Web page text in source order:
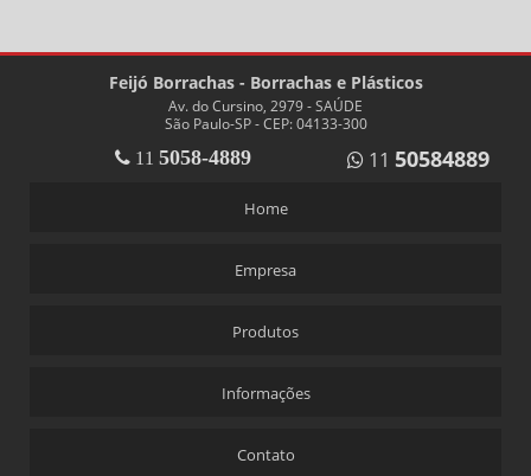
Feijó Borrachas - Borrachas e Plásticos
Av. do Cursino, 2979 - SAÚDE
São Paulo-SP - CEP: 04133-300
11 5058-4889 11 50584889
Home
Empresa
Produtos
Informações
Contato